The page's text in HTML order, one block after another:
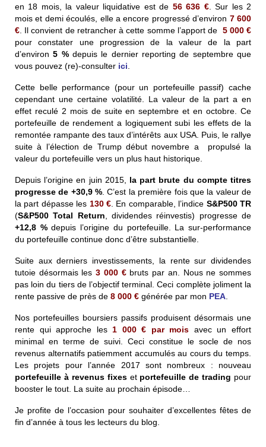
en 18 mois, la valeur liquidative est de 56 636 €. Sur les 2
mois et demi écoulés, elle a encore progressé d’environ 7 600
€ . Il convient de retrancher à cette somme l’apport de 5 000€
pour constater une progression de la valeur de la part
d’environ5 %depuis le dernier reporting de septembre que
vous pouvez (re)-consulter ici
Cette belle performance (pour un portefeuille passif) cache
cependant une certaine volatilité. La valeur de la part a en
effet reculé 2 mois de suite en septembre et en octobre. Ce
portefeuille de rendement a logiquement subi les effets de la
remontée rampante des taux d’intérêts aux USA. Puis, le rallye
suite à l’élection de Trump début novembre a propulsé la
valeur du portefeuille vers un plus haut historique.
Depuis l’origine en juin 2015, la part brute du compte titres
progresse de +30,9 % . C’est la première fois que la valeur de
la part dépasse les 130€ . En comparable, l’indice S&P500 TR
(S&P500 Total Return , dividendes réinvestis) progresse de
+12,8 %depuis l’origine du portefeuille. La sur-performance
du portefeuille continue donc d’être substantielle.
Suite aux derniers investissements, la rente sur dividendes
tutoie désormais les3 000 € bruts par an. Nous ne sommes
pas loin du tiers de l’objectif terminal. Ceci complète joliment la
rente passive de près de 8 000 € générée par mon PEA
Nos portefeuilles boursiers passifs produisent désormais une
rente qui approche les 1 000 € par mois avec un effort
minimal en terme de suivi. Ceci constitue le socle de nos
revenus alternatifs patiemment accumulés au cours du temps.
Les projets pour l’année 2017 sont nombreux : nouveau
portefeuille à revenus fixeset portefeuille de trading pour
booster le tout. La suite au prochain épisode…
Je profite de l’occasion pour souhaiter d’excellentes fêtes de
fin d’année à tous les lecteurs du blog.